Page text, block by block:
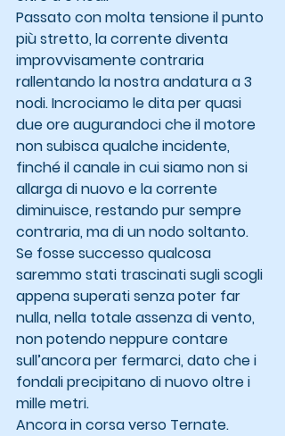
Passato con molta tensione il punto
più stretto, la corrente diventa
improvvisamente contraria
rallentando la nostra andatura a 3
nodi. Incrociamo le dita per quasi
due ore augurandoci che il motore
non subisca qualche incidente,
finché il canale in cui siamo non si
allarga di nuovo e la corrente
diminuisce, restando pur sempre
contraria, ma di un nodo soltanto.
Se fosse successo qualcosa
saremmo stati trascinati sugli scogli
appena superati senza poter far
nulla, nella totale assenza di vento,
non potendo neppure contare
sull’ancora per fermarci, dato che i
fondali precipitano di nuovo oltre i
mille metri.
Ancora in corsa verso Ternate.